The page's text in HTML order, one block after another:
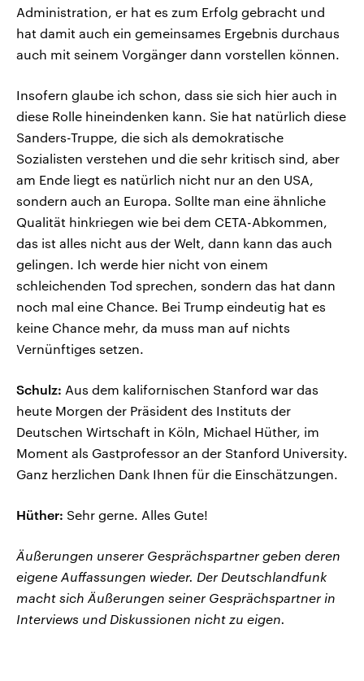
Administration, er hat es zum Erfolg gebracht und
hat damit auch ein gemeinsames Ergebnis durchaus
auch mit seinem Vorgänger dann vorstellen können.
Insofern glaube ich schon, dass sie sich hier auch in
diese Rolle hineindenken kann. Sie hat natürlich diese
Sanders-Truppe, die sich als demokratische
Sozialisten verstehen und die sehr kritisch sind, aber
am Ende liegt es natürlich nicht nur an den USA,
sondern auch an Europa. Sollte man eine ähnliche
Qualität hinkriegen wie bei dem CETA-Abkommen,
das ist alles nicht aus der Welt, dann kann das auch
gelingen. Ich werde hier nicht von einem
schleichenden Tod sprechen, sondern das hat dann
noch mal eine Chance. Bei Trump eindeutig hat es
keine Chance mehr, da muss man auf nichts
Vernünftiges setzen.
Schulz: Aus dem kalifornischen Stanford war das
heute Morgen der Präsident des Instituts der
Deutschen Wirtschaft in Köln, Michael Hüther, im
Moment als Gastprofessor an der Stanford University.
Ganz herzlichen Dank Ihnen für die Einschätzungen.
Hüther: Sehr gerne. Alles Gute!
Äußerungen unserer Gesprächspartner geben deren
eigene Auffassungen wieder. Der Deutschlandfunk
macht sich Äußerungen seiner Gesprächspartner in
Interviews und Diskussionen nicht zu eigen.